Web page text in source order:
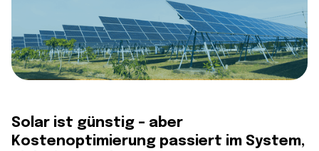
Solar ist günstig – aber
Kostenoptimierung passiert im System,